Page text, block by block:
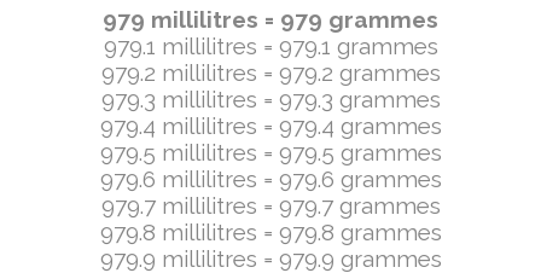
979 millilitres = 979 grammes
979.1 millilitres = 979.1 grammes
979.2 millilitres = 979.2 grammes
979.3 millilitres = 979.3 grammes
979.4 millilitres = 979.4 grammes
979.5 millilitres = 979.5 grammes
979.6 millilitres = 979.6 grammes
979.7 millilitres = 979.7 grammes
979.8 millilitres = 979.8 grammes
979.9 millilitres = 979.9 grammes